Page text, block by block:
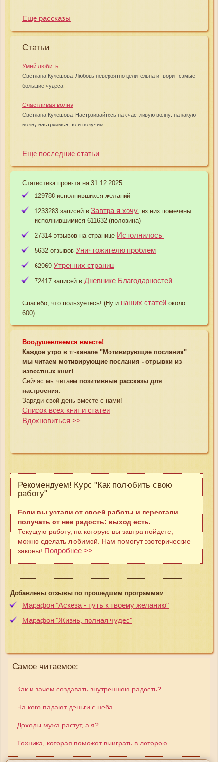
Еще рассказы
Статьи
Умей любить
Светлана Кулешова: Любовь невероятно целительна и творит самые
большие чудеса
Счастливая волна
Светлана Кулешова: Настраивайтесь на счастливую волну: на какую
волну настроимся, то и получим
Еще последние статьи
Статистика проекта на 31.12.2025
129788 исполнившихся желаний
1233283 записей в Завтра я хочу , из них помечены
исполнившимися 611632 (половина)
27314 отзывов на странице Исполнилось!
5632 отзывов Уничтожителю проблем
62969 Утренних страниц
72417 записей в Дневнике Благодарностей
Спасибо, что пользуетесь! (Ну и наших статей около
600)
Воодушевляемся вместе!
Каждое утро в тг-канале "Мотивирующие послания"
мы читаем мотивирующие послания - отрывки из
известных книг!
Сейчас мы читаем позитивные рассказы для
настроения
Заряди свой день вместе с нами!
Список всех книг и статей
Вдохновиться >>
Рекомендуем! Курс "Как полюбить свою
работу"
Если вы устали от своей работы и перестали
получать от нее радость: выход есть.
Текущую работу, на которую вы завтра пойдете,
можно сделать любимой. Нам помогут эзотерические
законы! Подробнее >>
Добавлены отзывы по прошедшим программам
Марафон "Аскеза - путь к твоему желанию"
Марафон "Жизнь, полная чудес"
Самое читаемое:
Как и зачем создавать внутреннюю радость?
На кого падают деньги с неба
Доходы мужа растут, а я?
Техника, которая поможет выиграть в лотерею